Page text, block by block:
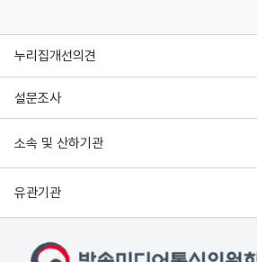
누리집개선의견
설문조사
소속 및 산하기관
유관기관